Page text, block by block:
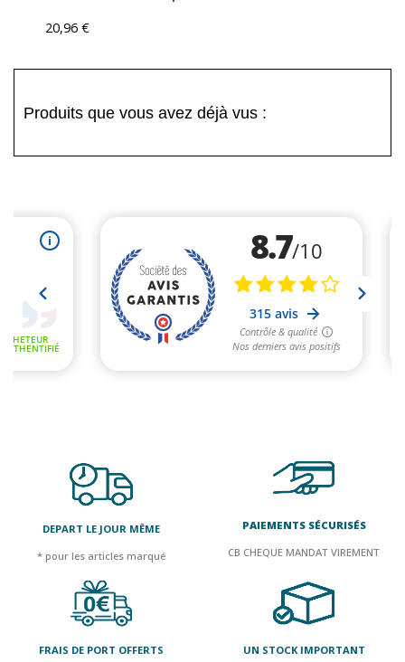
20,96 €
Produits que vous avez déjà vus :
DEPART LE JOUR MÊME
* pour les articles marqué
PAIEMENTS SÉCURISÉS
CB CHEQUE MANDAT VIREMENT
FRAIS DE PORT OFFERTS
UN STOCK IMPORTANT